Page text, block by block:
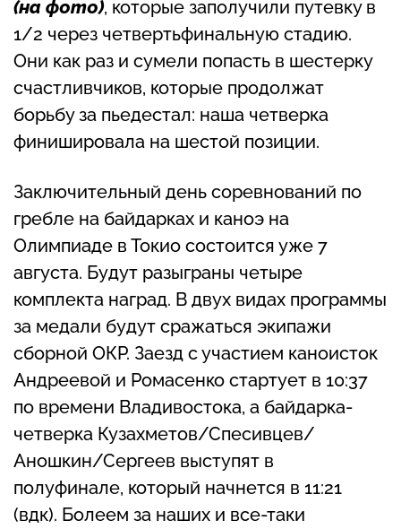
(на фото), которые заполучили путевку в
1/2 через четвертьфинальную стадию.
Они как раз и сумели попасть в шестерку
счастливчиков, которые продолжат
борьбу за пьедестал: наша четверка
финишировала на шестой позиции.
Заключительный день соревнований по
гребле на байдарках и каноэ на
Олимпиаде в Токио состоится уже 7
августа. Будут разыграны четыре
комплекта наград. В двух видах программы
за медали будут сражаться экипажи
сборной ОКР. Заезд с участием каноисток
Андреевой и Ромасенко стартует в 10:37
по времени Владивостока, а байдарка-
четверка Кузахметов/Спесивцев/
Аношкин/Сергеев выступят в
полуфинале, который начнется в 11:21
(вдк). Болеем за наших и все-таки